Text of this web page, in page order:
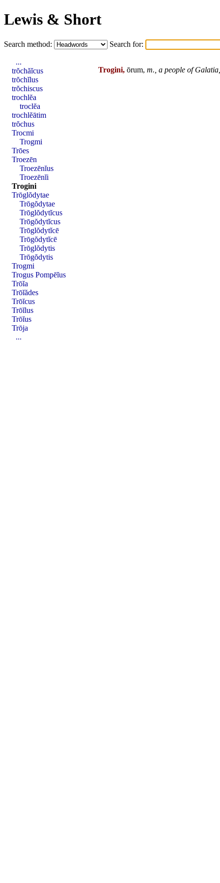
Lewis & Short
Search method: Search for:
Trogini, ōrum, m., a people ofGalatia
...
trŏchăĭcus
trŏchĭlus
trŏchiscus
trochlĕa
troclĕa
trochlĕātim
trŏchus
Trocmi
Trogmi
Trōes
Troezēn
Troezēnĭus
Troezēnĭi
Trogini
Trōglŏdytae
Trōgŏdytae
Trōglŏdytĭcus
Trōgŏdytĭcus
Trōglŏdytĭcē
Trōgŏdytĭcē
Trōglŏdytis
Trōgŏdytis
Trogmi
Trogus Pompēĭus
Trōĭa
Trōĭădes
Trōĭcus
Trōĭlus
Trōĭus
Trōja
...